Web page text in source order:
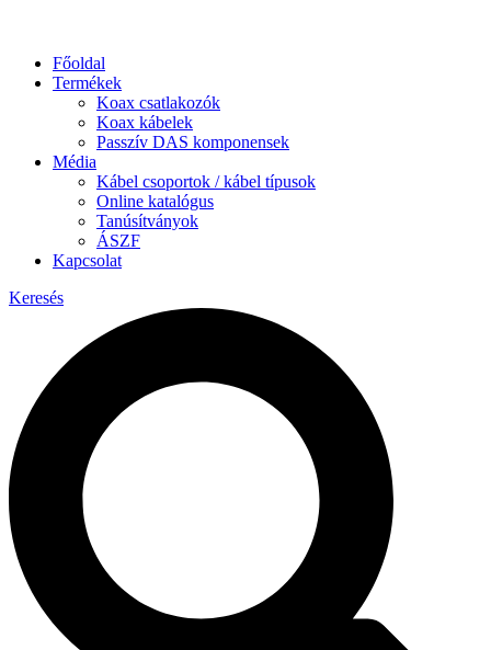
Főoldal
Termékek
Koax csatlakozók
Koax kábelek
Passzív DAS komponensek
Média
Kábel csoportok / kábel típusok
Online katalógus
Tanúsítványok
ÁSZF
Kapcsolat
Keresés